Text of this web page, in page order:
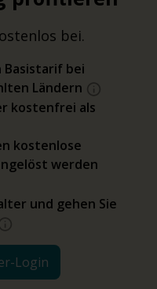
bei.
Basistarif bei
Ländern
kostenfrei als
kostenlose
werden
und gehen Sie
Login